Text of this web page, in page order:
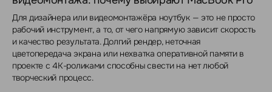
Для дизайнера или видеомонтажёра ноутбук — это не просто
рабочий инструмент, а то, от чего напрямую зависит скорость
и качество результата. Долгий рендер, неточная
цветопередача экрана или нехватка оперативной памяти в
проекте с 4K-роликами способны свести на нет любой
творческий процесс.